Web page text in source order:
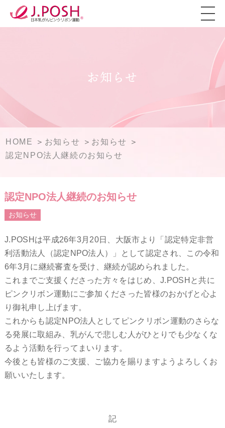
お知らせ
HOME お知らせ
お知らせ
認定NPO法人継続のお知らせ
認定NPO法人継続のお知らせ
お知らせ
J.POSHは平成26年3月20日、大阪市より「認定特定非営
利活動法人（認定NPO法人）」として認定され、この令和
6年3月に継続審査を受け、継続が認められました。
これまでご支援くださった方々をはじめ、J.POSHと共に
ピンクリボン運動にご参加くださった皆様のおかげと心よ
り御礼申し上げます。
これからも認定NPO法人としてピンクリボン運動のさらな
る発展に取組み、乳がんで悲しむ人がひとりでも少なくな
るよう活動を行ってまいります。
今後とも皆様のご支援、ご協力を賜りますようよろしくお
願いいたします。
記